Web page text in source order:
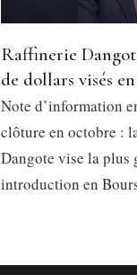
Raffinerie
de dollars visés
Note d’information
clôture en octobre :
Dangote vise la plus
introduction en